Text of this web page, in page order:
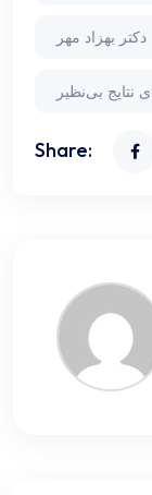
دکتر بهزاد مهر
نتایج بی‌نظیر
Share: